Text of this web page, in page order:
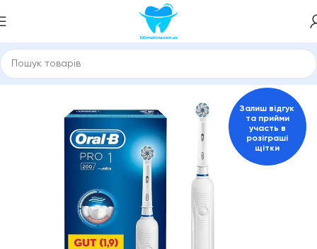
Головна Електричні зубні щітки Для дорослих
Залиш відгук
та прийми
участь в
розіграші
щітки